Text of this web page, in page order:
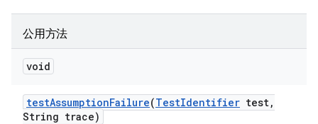
公用方法
void
testAssumptionFailure(TestIdentifier test,
String trace)